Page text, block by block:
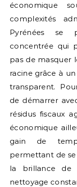
économique
complexités
Pyrénées se
concentrée qui
pas de masquer
racine grâce à
transparent.
de démarrer
résidus fiscaux
économique
gain de
permettant de
la brillance de
nettoyage